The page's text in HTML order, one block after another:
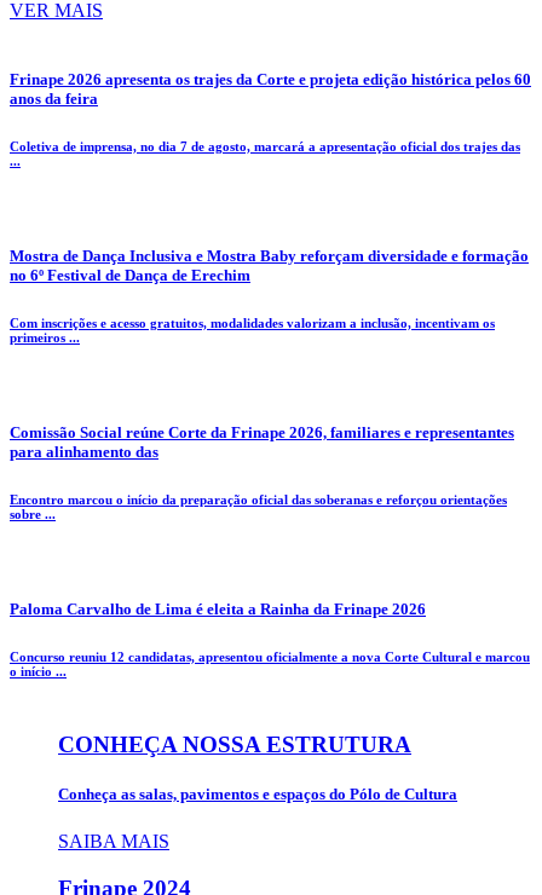
VER MAIS
Frinape 2026 apresenta os trajes da Corte e projeta edição histórica pelos 60
anos da feira
Coletiva de imprensa, no dia 7 de agosto, marcará a apresentação oficial dos trajes das
...
Mostra de Dança Inclusiva e Mostra Baby reforçam diversidade e formação
no 6º Festival de Dança de Erechim
Com inscrições e acesso gratuitos, modalidades valorizam a inclusão, incentivam os
primeiros ...
Comissão Social reúne Corte da Frinape 2026, familiares e representantes
para alinhamento das
Encontro marcou o início da preparação oficial das soberanas e reforçou orientações
sobre ...
Paloma Carvalho de Lima é eleita a Rainha da Frinape 2026
Concurso reuniu 12 candidatas, apresentou oficialmente a nova Corte Cultural e marcou
o início ...
CONHEÇA NOSSA ESTRUTURA
Conheça as salas, pavimentos e espaços do Pólo de Cultura
SAIBA MAIS
Frinape 2024